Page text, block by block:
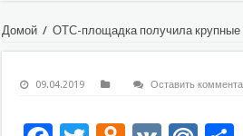
Домой / ОТС-площадка получила крупные
09.04.2019 Оставить